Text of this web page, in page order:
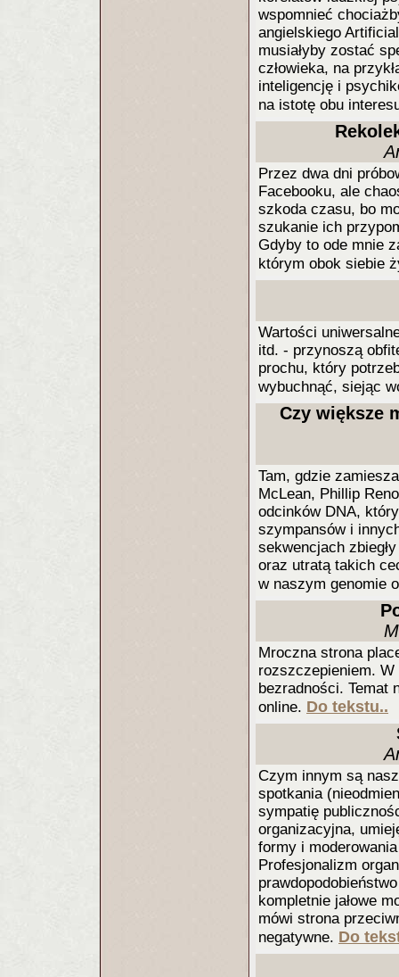
wspomnieć
angielskiego
musiałyby zostać
człowieka, na
inteligencję i
na istotę obu
Przez dwa dni
Facebooku, ale
szkoda czasu, bo
szukanie ich
Gdyby to ode mnie
którym obok siebie
Wartości
itd. - przynoszą
prochu, który
wybuchnąć, siejąc
Czy większe
Tam, gdzie
McLean, Phillip
odcinków DNA,
szympansów i
sekwencjach
oraz utratą takich
w naszym genomie
Mroczna strona
rozszczepieniem. W
bezradności. Temat
online. Do tekstu..
Czym innym są
spotkania
sympatię
organizacyjna,
formy i
Profesjonalizm
kompletnie jałowe
mówi strona
negatywne. Do